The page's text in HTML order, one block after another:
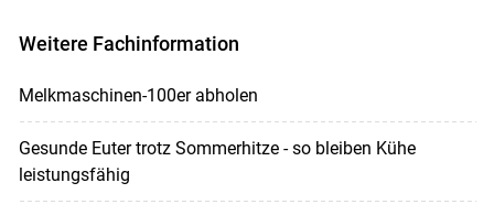
Weitere Fachinformation
Melkmaschinen-100er abholen
Gesunde Euter trotz Sommerhitze - so bleiben Kühe
leistungsfähig